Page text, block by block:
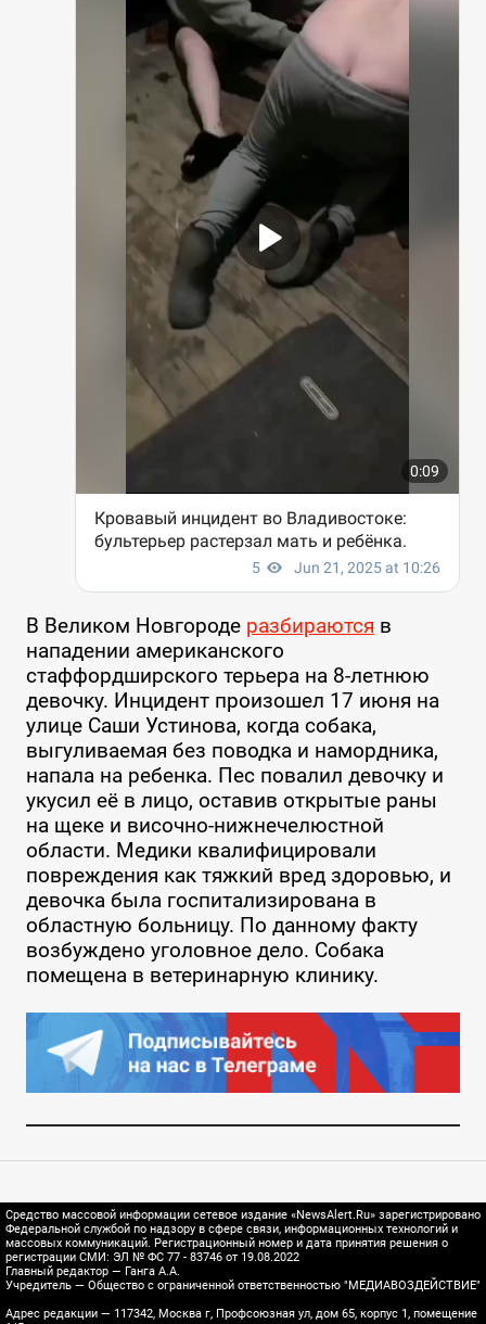
В Великом Новгороде разбираются в
нападении американского
стаффордширского терьера на 8-летнюю
девочку. Инцидент произошел 17 июня на
улице Саши Устинова, когда собака,
выгуливаемая без поводка и намордника,
напала на ребенка. Пес повалил девочку и
укусил её в лицо, оставив открытые раны
на щеке и височно-нижнечелюстной
области. Медики квалифицировали
повреждения как тяжкий вред здоровью, и
девочка была госпитализирована в
областную больницу. По данному факту
возбуждено уголовное дело. Собака
помещена в ветеринарную клинику.
Средство массовой информации сетевое издание «NewsAlert.Ru» зарегистрировано
Федеральной службой по надзору в сфере связи, информационных технологий и
массовых коммуникаций. Регистрационный номер и дата принятия решения о
регистрации СМИ: ЭЛ № ФС 77 - 83746 от 19.08.2022
Главный редактор — Ганга А.А.
Учредитель — Общество с ограниченной ответственностью "МЕДИАВОЗДЕЙСТВИЕ"
Адрес редакции — 117342, Москва г, Профсоюзная ул, дом 65, корпус 1, помещение